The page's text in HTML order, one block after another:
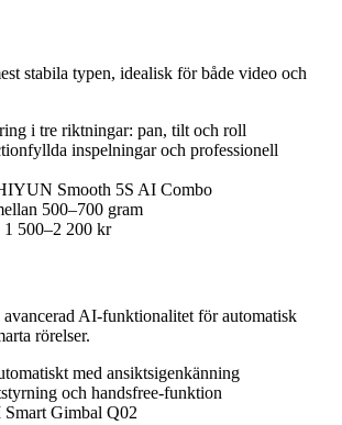
stabila typen, idealisk för både video och
i tre riktningar: pan, tilt och roll
inspelningar och professionell
Smooth 5S AI Combo
500–700 gram
500–2 200 kr
AI-funktionalitet för automatisk
rörelser.
med ansiktsigenkänning
och handsfree-funktion
Gimbal Q02